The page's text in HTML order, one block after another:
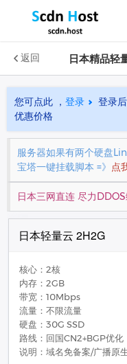
返回 日本精品轻
您可点此 ， 登录
登录
优惠价格
服务器如果有两个硬盘
宝塔一键挂载脚本 =》 点
日本三网直连 尽力
日本轻量云 2H2G
核心：2核
内存：2GB
带宽：10Mbps
流量：不限流量
硬盘：30G SSD
路线：回国CN2+BGP优化
说明：域名免备案/广播原